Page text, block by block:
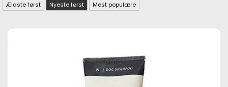
Ældste først
Nyeste først Mest populære